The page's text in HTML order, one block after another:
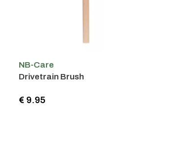
NB-Care
Drivetrain Brush
€ 9.95